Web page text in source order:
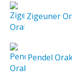
Zigeuner
Pendel